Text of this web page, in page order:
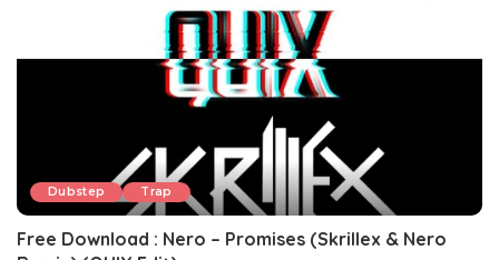
Dubstep Trap
Free Download : Nero – Promises (Skrillex & Nero